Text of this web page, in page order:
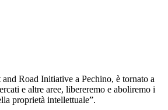
Road Initiative a Pechino, è tornato a
e altre aree, libereremo e aboliremo i
proprietà intellettuale”.